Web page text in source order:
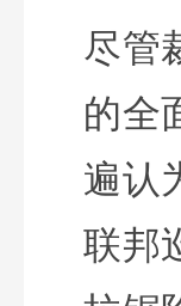
尽管
的全
遍认
联邦